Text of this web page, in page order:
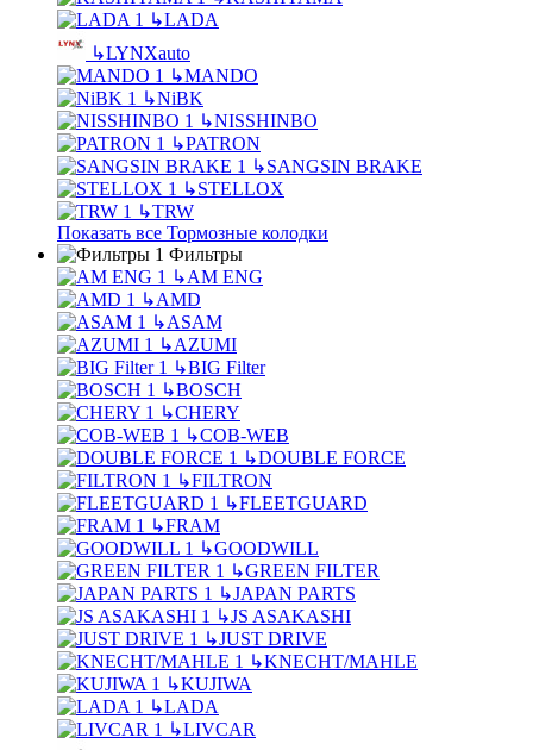
↳LADA
↳LYNXauto
↳MANDO
↳NiBK
↳NISSHINBO
↳PATRON
↳SANGSIN BRAKE
↳STELLOX
↳TRW
Показать все Тормозные колодки
Фильтры
↳AM ENG
↳AMD
↳ASAM
↳AZUMI
↳BIG Filter
↳BOSCH
↳CHERY
↳COB-WEB
↳DOUBLE FORCE
↳FILTRON
↳FLEETGUARD
↳FRAM
↳GOODWILL
↳GREEN FILTER
↳JAPAN PARTS
↳JS ASAKASHI
↳JUST DRIVE
↳KNECHT/MAHLE
↳KUJIWA
↳LADA
↳LIVCAR